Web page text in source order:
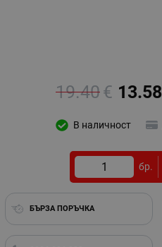
19.40€ 13.58
В наличност
бр.
БЪРЗА ПОРЪЧКА